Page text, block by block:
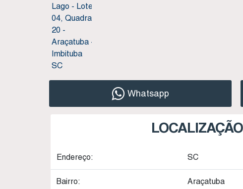
Whatsapp
Endereço: SC
Bairro: Araçatuba